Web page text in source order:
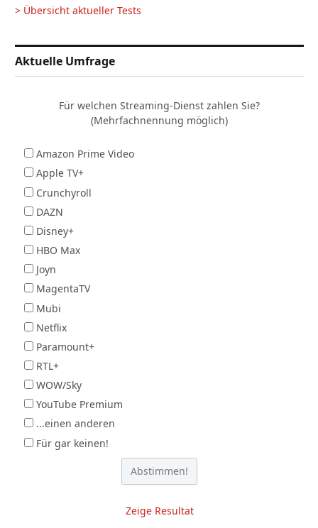
> Übersicht aktueller Tests
Aktuelle Umfrage
Für welchen Streaming-Dienst zahlen Sie?
(Mehrfachnennung möglich)
Amazon Prime Video
Apple TV+
Crunchyroll
DAZN
Disney+
HBO Max
Joyn
MagentaTV
Mubi
Netflix
Paramount+
RTL+
WOW/Sky
YouTube Premium
...einen anderen
Für gar keinen!
Zeige Resultat